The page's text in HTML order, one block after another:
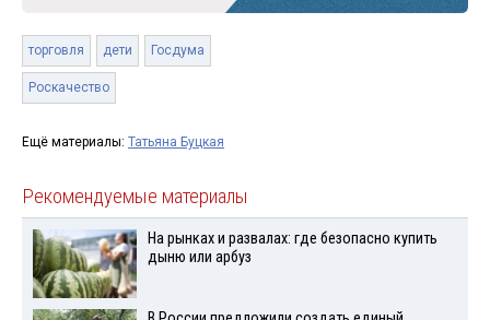
торговля дети Госдума
Роскачество
Ещё материалы: Татьяна Буцкая
Рекомендуемые материалы
На рынках и развалах: где безопасно купить
дыню или арбуз